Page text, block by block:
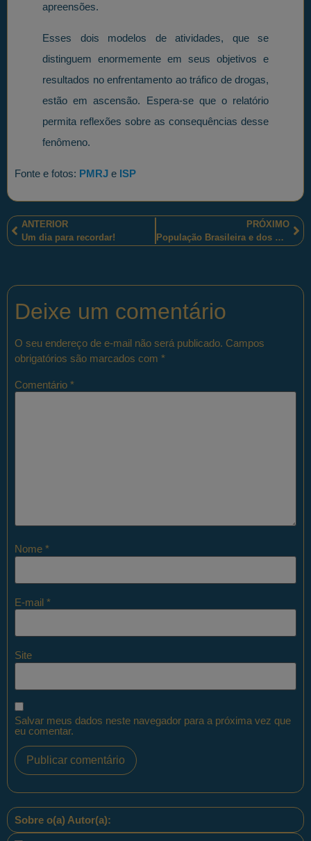
apreensões.
Esses dois modelos de atividades, que se
distinguem enormemente em seus objetivos e
resultados no enfrentamento ao tráfico de drogas,
estão em ascensão. Espera-se que o relatório
permita reflexões sobre as consequências desse
fenômeno.
Fonte e fotos: PMRJ e ISP
ANTERIOR
Um dia para recordar!
PRÓXIMO
População Brasileira e dos Estados Federados.
Deixe um comentário
O seu endereço de e-mail não será publicado. Campos
obrigatórios são marcados com *
Comentário *
Nome *
E-mail *
Site
Salvar meus dados neste navegador para a próxima vez que
eu comentar.
Sobre o(a) Autor(a):